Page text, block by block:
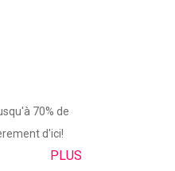
70% de
d'ici!
PLUS